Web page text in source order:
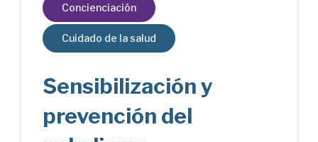
Concienciación
Cuidado de la salud
Sensibilización y
prevención del